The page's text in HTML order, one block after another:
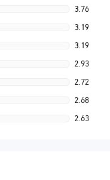
3.76
3.19
3.19
2.93
2.72
2.68
2.63